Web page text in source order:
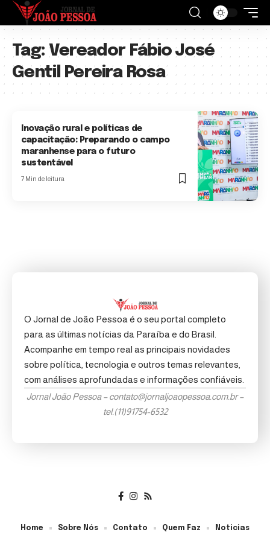
Tag: Vereador Fábio José
Gentil Pereira Rosa
Inovação rural e políticas de
capacitação: Preparando o campo
maranhense para o futuro
sustentável
7 Min de leitura
O Jornal de João Pessoa é o seu portal completo
para as últimas notícias da Paraíba e do Brasil.
Acompanhe em tempo real as principais novidades
sobre política, tecnologia e outros temas relevantes,
com análises aprofundadas e informações confiáveis.
Jornal João Pessoa –contato@jornaljoaopessoa.com.br–
tel.(11)91754-6532
Home Sobre Nós Contato Quem Faz Noticias